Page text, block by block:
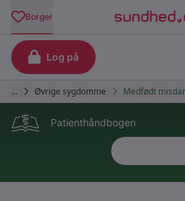
Patienthåndbogen